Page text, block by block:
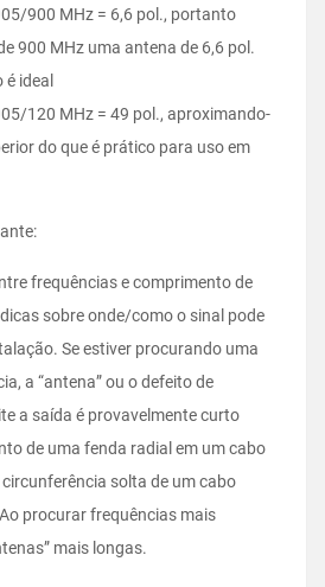
900 MHz = 6,6 pol., portanto
900 MHz uma antena de 6,6 pol.
ideal
120 MHz = 49 pol., aproximando-
do que é prático para uso em
frequências e comprimento de
sobre onde/como o sinal pode
Se estiver procurando uma
a “antena” ou o defeito de
a saída é provavelmente curto
de uma fenda radial em um cabo
solta de um cabo
procurar frequências mais
mais longas.